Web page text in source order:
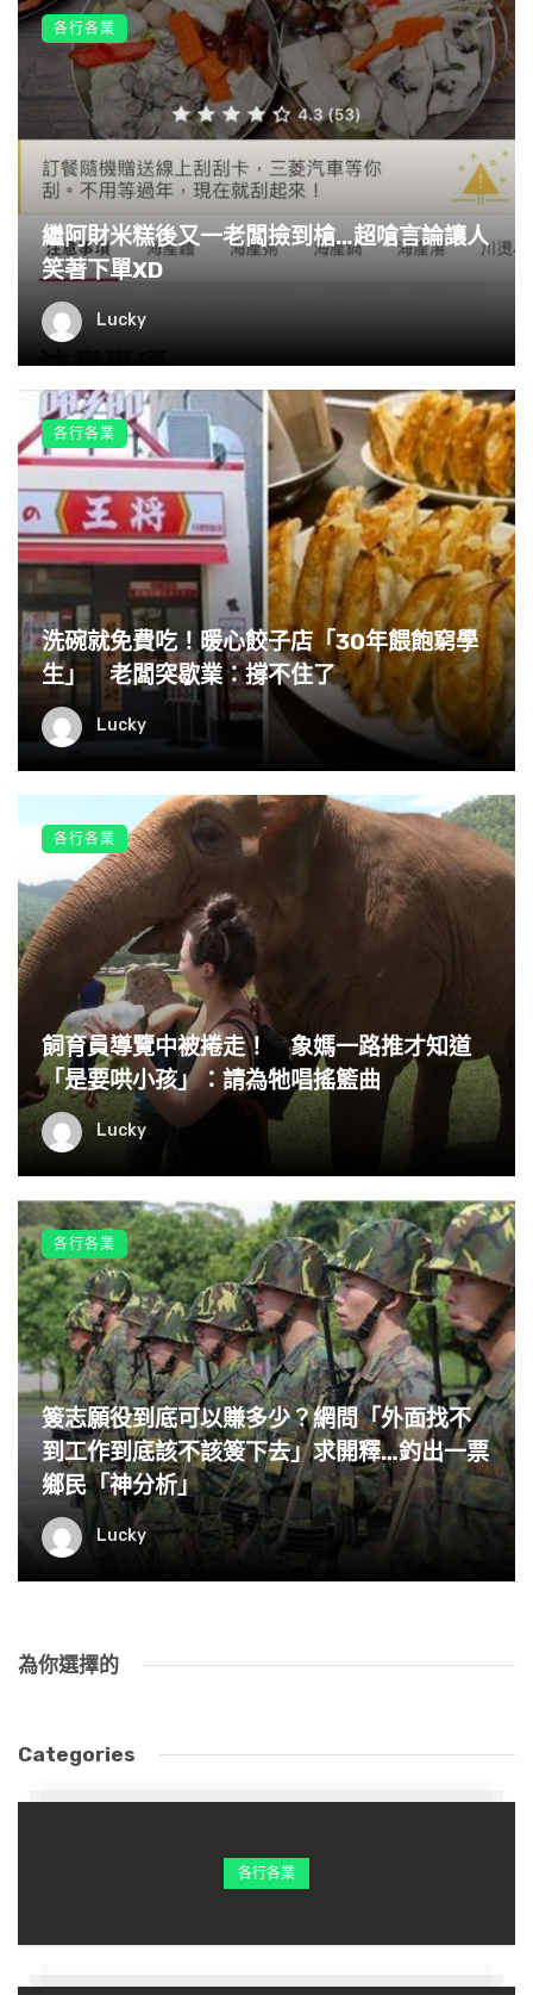
▼那天有訪客來參觀大象自然公園，Lek Chailert負責帶訪
客們遊覽。Lek Chailert跟訪客們聊天時，Faa Mai突然走了
過來。牠將遊客們輕輕推開，引導飼育員跟自己走。大家都
很好奇，牠要做什麼呢？
▼Lek Chailert跟著大象來到旁邊的草地上，只見Faa Mai收
養的小象Thong Ae也在那裡。原來母象是要Lek Chailert給
小象唱搖籃曲，哄牠入睡，就像以前給自己唱搖籃曲，哄自
己睡覺一樣。
▼Lek Chailert知道大象的意圖後，溫柔唱起搖籃曲來。一
大一小兩隻象聽得很認真，那畫面非常美：
繼阿財米糕後又一老闆撿到槍…超嗆言論讓人
笑著下單XD
Lucky
各行各業
洗碗就免費吃！暖心餃子店「30年餵飽窮學
生」 老闆突歇業：撐不住了
Lucky
各行各業
飼育員導覽中被捲走！ 象媽一路推才知道
「是要哄小孩」：請為牠唱搖籃曲
Lucky
各行各業
簽志願役到底可以賺多少？網問「外面找不
到工作到底該不該簽下去」求開釋…釣出一票
鄉民「神分析」
Lucky
各行各業
為你選擇的
Categories
各行各業